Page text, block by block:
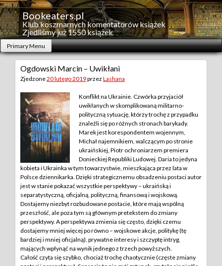
Skip
to
content
Bookeaters.pl
Klub koszmarnych komentatorów książek
Zjedliśmy już 1550 książek
Primary Menu
Ogdowski Marcin – Uwikłani
Zjedzone20 lutego 2019przez Lashana
Konflikt na Ukrainie. Czwórka przyjaciół
uwikłanych w skomplikowaną militarno-
polityczną sytuację, którzy trochę z przypadku
znaleźli się po różnych stronach barykady.
Marek jest korespondentem wojennym,
Michał najemnikiem, walczącym po stronie
ukraińskiej, Piotr ochroniarzem premiera
Donieckiej Republiki Ludowej. Daria to jedyna
kobieta i Ukrainka w tym towarzystwie, mieszkająca przez lata w
Polsce dziennikarka. Dzięki strategicznemu obsadzeniu postaci autor
jest w stanie pokazać wszystkie perspektywy – ukraińską i
separatystyczną, oficjalną, polityczną, finansową i wojskową.
Dostajemy niezbyt rozbudowane postacie, które mają wspólną
przeszłość, ale poza tym są głównym pretekstem do zmiany
perspektywy. A perspektywa zmienia się często, dzięki czemu
dostajemy mniej więcej po równo – wojskowe akcje, politykę (tę
bardziej i mniej oficjalną), prywatne interesy i szczyptę intryg,
mających wpłynąć na wynik jednego z trzech powyższych.
Całość czyta się szybko, chociaż trochę chaotycznie (częste zmiany